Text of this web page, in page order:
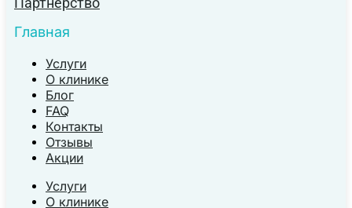
Главная
Услуги
О клинике
Блог
FAQ
Контакты
Отзывы
Акции
Услуги
О клинике